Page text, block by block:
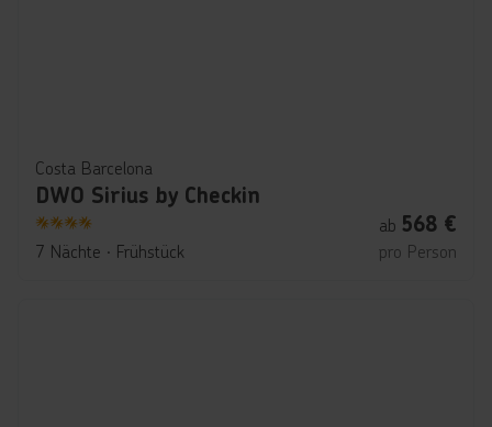
Costa Barcelona
DWO Sirius by Checkin
4
7 Nächte ∙ Frühstück
ab 568 €
pro Person